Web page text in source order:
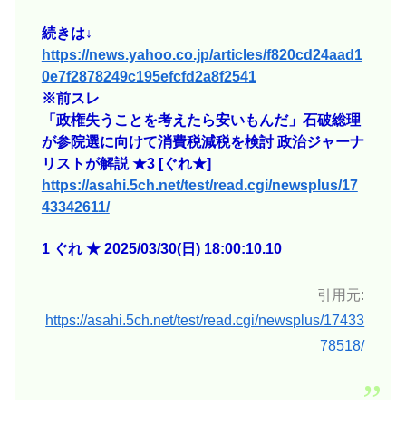
続きは↓
https://news.yahoo.co.jp/articles/f820cd24aad1
0e7f2878249c195efcfd2a8f2541
※前スレ
「政権失うことを考えたら安いもんだ」石破総理
が参院選に向けて消費税減税を検討 政治ジャーナ
リストが解説 ★3 [ぐれ★]
https://asahi.5ch.net/test/read.cgi/newsplus/17
43342611/
1 ぐれ ★ 2025/03/30(日) 18:00:10.10
引用元:
https://asahi.5ch.net/test/read.cgi/newsplus/17433
78518/